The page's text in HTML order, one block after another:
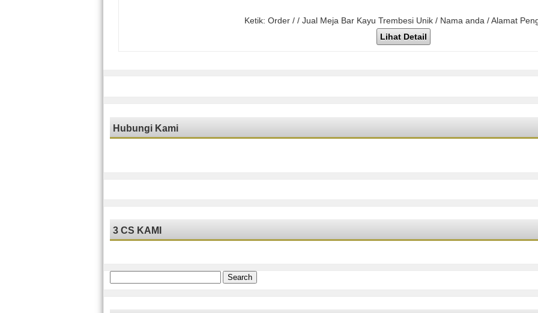
Ketik: Order / / Jual Meja Bar Kayu Trembesi Unik / Nama anda / Alamat
Lihat Detail
Hubungi Kami
3 CS KAMI
for: